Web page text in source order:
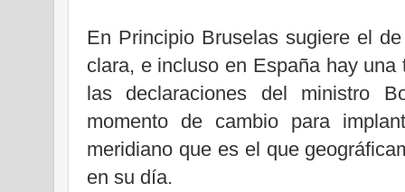
En Principio Bruselas sugiere el
clara, eincluso en España hay una
las declaraciones del ministro
momento de cambio para
meridiano que es el que
en su día.